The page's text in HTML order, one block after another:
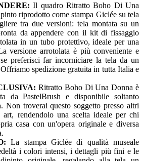
Il quadro Ritratto Boho Di Una
riprodotto come stampa Giclée su tela
tra due versioni: tela montata su un
da appendere con il kit di fissaggio
in un tubo protettivo, ideale per una
versione arrotolata è più conveniente e
preferisci far incorniciare la tela da un
spedizione gratuita in tutta Italia e
Ritratto Boho Di Una Donna è
da PastelBrush e disponibile soltanto
Non troverai questo soggetto presso altri
rendendolo una scelta ideale per chi
casa con un'opera originale e diversa
La stampa Giclée di qualità museale
i colori intensi, i dettagli più fini e le